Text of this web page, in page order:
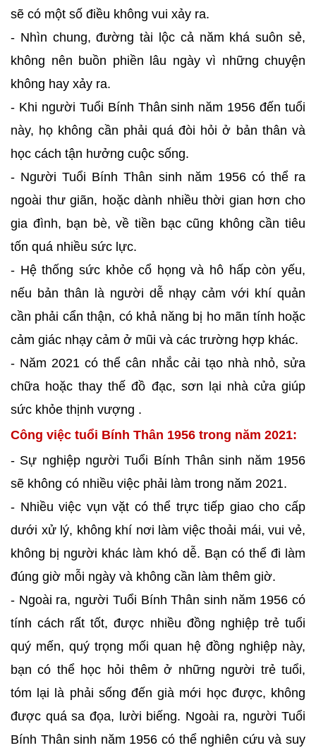
sẽ có một số điều không vui xảy ra.
- Nhìn chung, đường tài lộc cả năm khá suôn sẻ,
không nên buồn phiền lâu ngày vì những chuyện
không hay xảy ra.
- Khi người Tuổi Bính Thân sinh năm 1956 đến tuổi
này, họ không cần phải quá đòi hỏi ở bản thân và
học cách tận hưởng cuộc sống.
- Người Tuổi Bính Thân sinh năm 1956 có thể ra
ngoài thư giãn, hoặc dành nhiều thời gian hơn cho
gia đình, bạn bè, về tiền bạc cũng không cần tiêu
tốn quá nhiều sức lực.
- Hệ thống sức khỏe cổ họng và hô hấp còn yếu,
nếu bản thân là người dễ nhạy cảm với khí quản
cần phải cẩn thận, có khả năng bị ho mãn tính hoặc
cảm giác nhạy cảm ở mũi và các trường hợp khác.
- Năm 2021 có thể cân nhắc cải tạo nhà nhỏ, sửa
chữa hoặc thay thế đồ đạc, sơn lại nhà cửa giúp
sức khỏe thịnh vượng .
Công việc tuổi Bính Thân 1956 trong năm 2021:
- Sự nghiệp người Tuổi Bính Thân sinh năm 1956
sẽ không có nhiều việc phải làm trong năm 2021.
- Nhiều việc vụn vặt có thể trực tiếp giao cho cấp
dưới xử lý, không khí nơi làm việc thoải mái, vui vẻ,
không bị người khác làm khó dễ. Bạn có thể đi làm
đúng giờ mỗi ngày và không cần làm thêm giờ.
- Ngoài ra, người Tuổi Bính Thân sinh năm 1956 có
tính cách rất tốt, được nhiều đồng nghiệp trẻ tuổi
quý mến, quý trọng mối quan hệ đồng nghiệp này,
bạn có thể học hỏi thêm ở những người trẻ tuổi,
tóm lại là phải sống đến già mới học được, không
được quá sa đọa, lười biếng. Ngoài ra, người Tuổi
Bính Thân sinh năm 1956 có thể nghiên cứu và suy